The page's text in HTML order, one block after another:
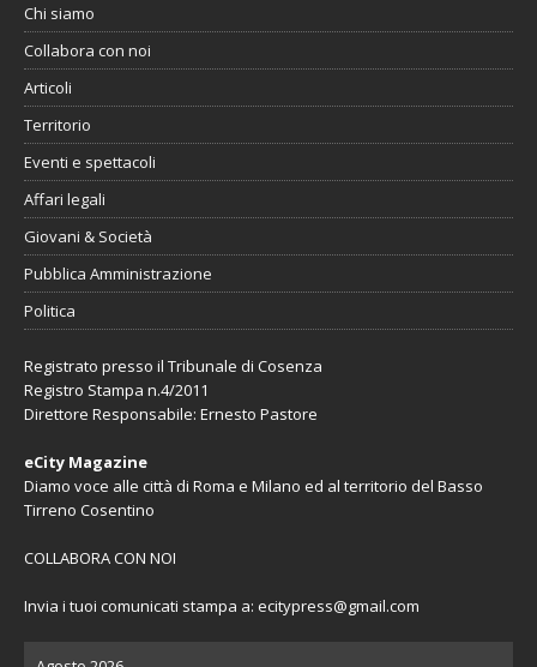
Chi siamo
Collabora con noi
Articoli
Territorio
Eventi e spettacoli
Affari legali
Giovani & Società
Pubblica Amministrazione
Politica
Registrato presso il Tribunale di Cosenza
Registro Stampa n.4/2011
Direttore Responsabile: Ernesto Pastore
eCity Magazine
Diamo voce alle città di Roma e Milano ed al territorio del Basso
Tirreno Cosentino
COLLABORA CON NOI
Invia i tuoi comunicati stampa a: ecitypress@gmail.com